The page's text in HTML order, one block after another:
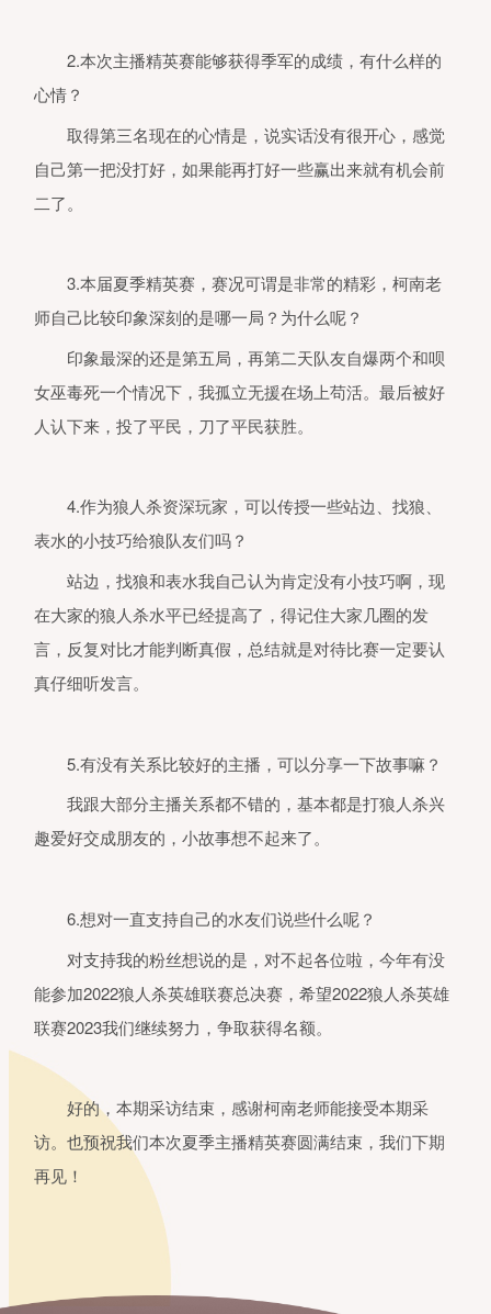
2.本次主播精英赛能够获得季军的成绩，有什么样的
心情？
取得第三名现在的心情是，说实话没有很开心，感觉
自己第一把没打好，如果能再打好一些赢出来就有机会前
二了。
3.本届夏季精英赛，赛况可谓是非常的精彩，柯南老
师自己比较印象深刻的是哪一局？为什么呢？
印象最深的还是第五局，再第二天队友自爆两个和呗
女巫毒死一个情况下，我孤立无援在场上苟活。最后被好
人认下来，投了平民，刀了平民获胜。
4.作为狼人杀资深玩家，可以传授一些站边、找狼、
表水的小技巧给狼队友们吗？
站边，找狼和表水我自己认为肯定没有小技巧啊，现
在大家的狼人杀水平已经提高了，得记住大家几圈的发
言，反复对比才能判断真假，总结就是对待比赛一定要认
真仔细听发言。
5.有没有关系比较好的主播，可以分享一下故事嘛？
我跟大部分主播关系都不错的，基本都是打狼人杀兴
趣爱好交成朋友的，小故事想不起来了。
6.想对一直支持自己的水友们说些什么呢？
对支持我的粉丝想说的是，对不起各位啦，今年有没
能参加2022狼人杀英雄联赛总决赛，希望2022狼人杀英雄
联赛2023我们继续努力，争取获得名额。
好的，本期采访结束，感谢柯南老师能接受本期采
访。也预祝我们本次夏季主播精英赛圆满结束，我们下期
再见！
1、本产品是一款多人语音逻辑推理
打官方客服电话95163611或者登录
家长关爱平台
（https://jiazhang.gm.163.com/convoy/
查看具体指引。
2、本产品以具有近维多利亚时代特
的架空时代为故事背景，无基于历
淆。画面色彩鲜明、配乐明快，玩
文字、图片的陌生人社交系统，但
人的用户将接受以下管理：产品中
分玩法和道具需要付费。未满8周岁
用户不能付费；8周岁以上未满16周
的未成年人用户，单次充值金额不
周六、周日和法定节假日每日晚20
戏。
等多元素于一身。用户之间可以通
理能力、口才表达能力、沟通协作能